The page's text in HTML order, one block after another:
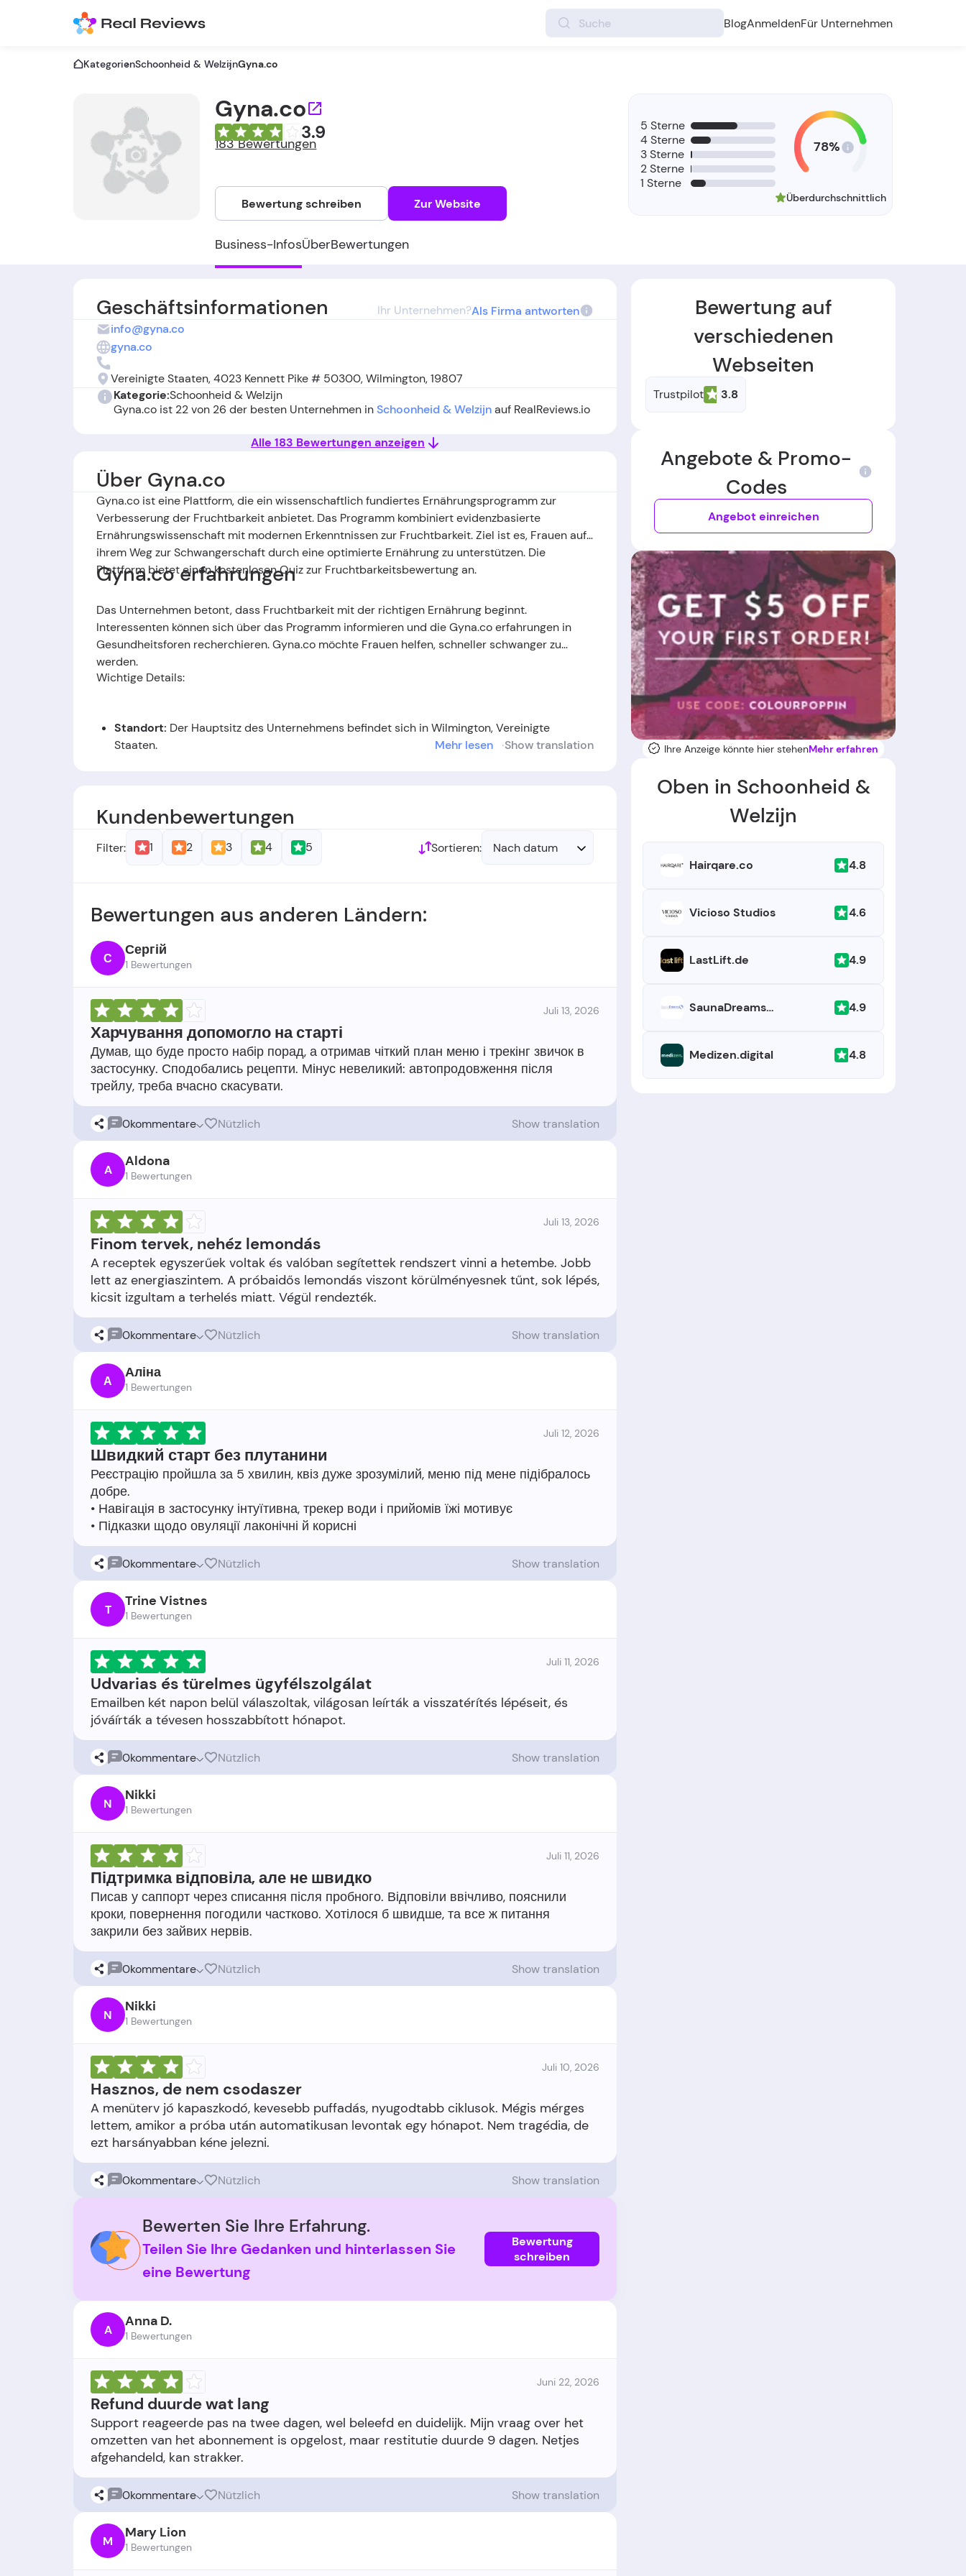
BlogAnmeldenFür Unternehmen
KategorienSchoonheid & WelzijnGyna.co
Gyna.co
3.9
183 Bewertungen
Bewertung schreiben Zur Website
Business-InfosÜberBewertungen
5 Sterne
4 Sterne
3 Sterne
2 Sterne
1 Sterne
78%
Überdurchschnittlich
Geschäftsinformationen Ihr Unternehmen?Als Firma antworten
info@gyna.co
gyna.co
Vereinigte Staaten, 4023 Kennett Pike # 50300, Wilmington, 19807
Kategorie:Schoonheid & Welzijn
Gyna.co ist 22 von 26 der besten Unternehmen inSchoonheid & Welzijnauf RealReviews.io
Alle 183 Bewertungen anzeigen
Über Gyna.co
Gyna.co ist eine Plattform, die ein wissenschaftlich fundiertes Ernährungsprogramm zur
Verbesserung der Fruchtbarkeit anbietet. Das Programm kombiniert evidenzbasierte
Ernährungswissenschaft mit modernen Erkenntnissen zur Fruchtbarkeit. Ziel ist es, Frauen auf
ihrem Weg zur Schwangerschaft durch eine optimierte Ernährung zu unterstützen. Die
Plattform bietet einen kostenlosen Quiz zur Fruchtbarkeitsbewertung an.
Gyna.co erfahrungen
Das Unternehmen betont, dass Fruchtbarkeit mit der richtigen Ernährung beginnt.
Interessenten können sich über das Programm informieren und die Gyna.co erfahrungen in
Gesundheitsforen recherchieren. Gyna.co möchte Frauen helfen, schneller schwanger zu
werden.
Wichtige Details:
Standort: Der Hauptsitz des Unternehmens befindet sich in Wilmington, Vereinigte
Staaten.
Gründungsdatum:Das Unternehmen wurde im Jahr
Mehr lesen Show translation
Bewertung auf
verschiedenen
Webseiten
Trustpilot 3.8
Angebote & Promo-
Codes
Angebot einreichen
Ihre Anzeige könnte hier stehenMehr erfahren
Oben in Schoonheid &
Welzijn
Hairqare.co 4.8
Vicioso Studios 4.6
LastLift.de 4.9
SaunaDreams.de 4.9
Medizen.digital 4.8
Kundenbewertungen
Sortieren: Nach datum
Filter: 1 2 3 4 5
Bewertungen aus anderen Ländern:
С Сергій
1 Bewertungen
Juli 13, 2026
Харчування допомогло на старті
Думав, що буде просто набір порад, а отримав чіткий план меню і трекінг звичок в
застосунку. Сподобались рецепти. Мінус невеликий: автопродовження після
0kommentare Nützlich Show translation
A Aldona
1 Bewertungen
Juli 13, 2026
Finom tervek, nehéz lemondás
A receptek egyszerűek voltak és valóban segítettek rendszert vinni a hetembe. Jobb
lett az energiaszintem. A próbaidős lemondás viszont körülményesnek tűnt, sok lépés,
0kommentare Nützlich Show translation
А Аліна
1 Bewertungen
Juli 12, 2026
Швидкий старт без плутанини
Реєстрацію пройшла за 5 хвилин, квіз дуже зрозумілий, меню під мене підібралось
добре.
• Навігація в застосунку інтуїтивна, трекер води і прийомів їжі мотивує
0kommentare Nützlich Show translation
T Trine Vistnes
1 Bewertungen
Juli 11, 2026
Udvarias és türelmes ügyfélszolgálat
Emailben két napon belül válaszoltak, világosan leírták a visszatérítés lépéseit, és
0kommentare Nützlich Show translation
N Nikki
1 Bewertungen
Juli 11, 2026
Підтримка відповіла, але не швидко
Писав у саппорт через списання після пробного. Відповіли ввічливо, пояснили
кроки, повернення погодили частково. Хотілося б швидше, та все ж питання
0kommentare Nützlich Show translation
N Nikki
1 Bewertungen
Juli 10, 2026
Hasznos, de nem csodaszer
A menüterv jó kapaszkodó, kevesebb puffadás, nyugodtabb ciklusok. Mégis mérges
lettem, amikor a próba után automatikusan levontak egy hónapot. Nem tragédia, de
0kommentare Nützlich Show translation
Bewerten Sie Ihre Erfahrung.
Teilen Sie Ihre Gedanken und hinterlassen Sie
eine Bewertung
Bewertung
schreiben
A Anna D.
1 Bewertungen
Juni 22, 2026
Refund duurde wat lang
Support reageerde pas na twee dagen, wel beleefd en duidelijk. Mijn vraag over het
omzetten van het abonnement is opgelost, maar restitutie duurde 9 dagen. Netjes
0kommentare Nützlich Show translation
M Mary Lion
1 Bewertungen